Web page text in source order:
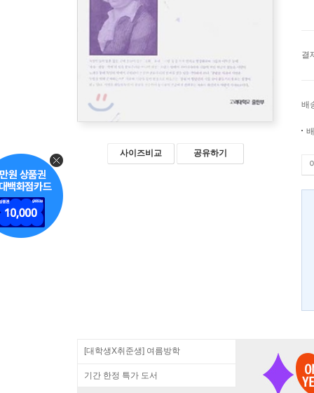
사이즈비교 공유하기
결
배
[대학생X취준생] 여름방학
기간 한정 특가 도서